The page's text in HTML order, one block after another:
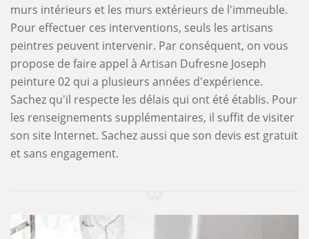
murs intérieurs et les murs extérieurs de l'immeuble.
Pour effectuer ces interventions, seuls les artisans
peintres peuvent intervenir. Par conséquent, on vous
propose de faire appel à Artisan Dufresne Joseph
peinture 02 qui a plusieurs années d'expérience.
Sachez qu'il respecte les délais qui ont été établis. Pour
les renseignements supplémentaires, il suffit de visiter
son site Internet. Sachez aussi que son devis est gratuit
et sans engagement.